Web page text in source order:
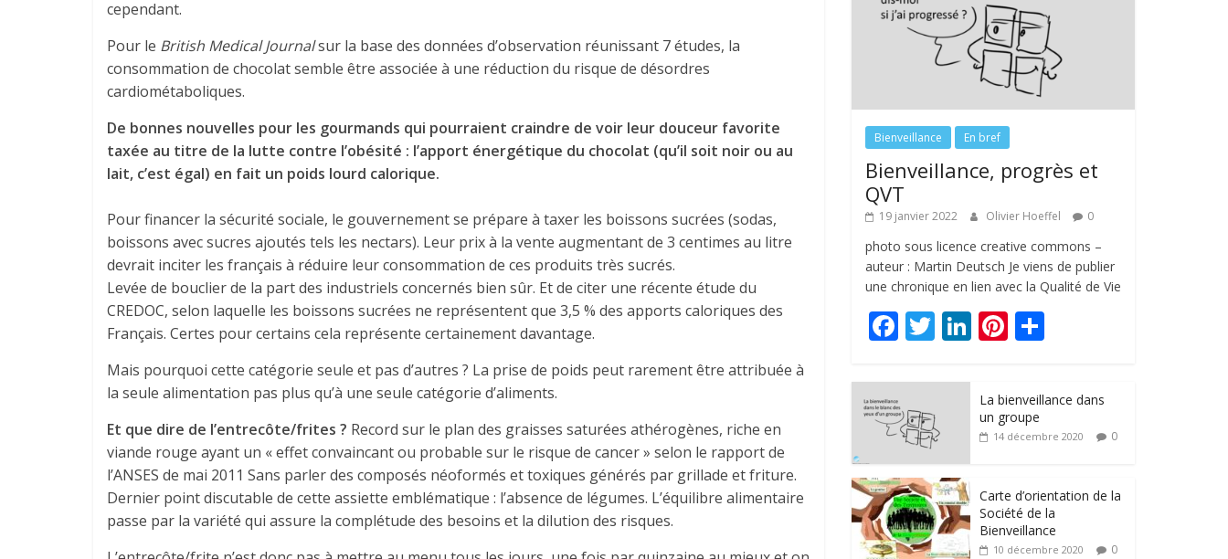
cependant.
Pour le British Medical Journalsur la base des données d’observation réunissant 7 études, la
consommation de chocolat semble être associée à une réduction du risque de désordres
cardiométaboliques.
De bonnes nouvelles pour les gourmands qui pourraient craindre de voir leur douceur favorite
taxée au titre de la lutte contre l’obésité : l’apport énergétique du chocolat (qu’il soit noir ou au
lait, c’est égal) en fait un poids lourd calorique.
Pour financer la sécurité sociale, le gouvernement se prépare à taxer les boissons sucrées (sodas,
boissons avec sucres ajoutés tels les nectars). Leur prix à la vente augmentant de 3 centimes au litre
devrait inciter les français à réduire leur consommation de ces produits très sucrés.
Levée de bouclier de la part des industriels concernés bien sûr. Et de citer une récente étude du
CREDOC, selon laquelle les boissons sucrées ne représentent que 3,5 % des apports caloriques des
Français. Certes pour certains cela représente certainement davantage.
Mais pourquoi cette catégorie seule et pas d’autres ? La prise de poids peut rarement être attribuée à
la seule alimentation pas plus qu’à une seule catégorie d’aliments.
Et que dire de l’entrecôte/frites ? Record sur le plan des graisses saturées athérogènes, riche en
viande rouge ayant un « effet convaincant ou probable sur le risque de cancer » selon le rapport de
l’ANSES de mai 2011 Sans parler des composés néoformés et toxiques générés par grillade et friture.
Dernier point discutable de cette assiette emblématique : l’absence de légumes. L’équilibre alimentaire
passe par la variété qui assure la complétude des besoins et la dilution des risques.
Bienveillance En bref
Bienveillance, progrès et
QVT
19 janvier 2022 Olivier Hoeffel 0
photo sous licence creative commons –
auteur : Martin Deutsch Je viens de publier
une chronique en lien avec la Qualité de Vie
F
e
b
o
o
k
T
itt
er
Li
e
dI
Pi
e
st
g
er
La bienveillance dans
un groupe
14 décembre 2020 0
Carte d’orientation de la
Société de la
Bienveillance
10 décembre 2020 0